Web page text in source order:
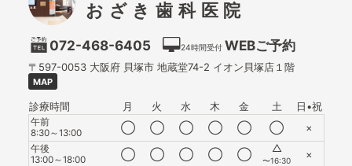
おざき歯科医院
072-468-6405 24時間受付 WEBご予約
〒597-0053 大阪府 貝塚市 地蔵堂74-2 イオン貝塚店１階
MAP
診療時間 月 火 水 木 金 土 日•祝
午前
8:30～13:00
◯ ◯ ◯ ◯ ◯ ◯ ×
午後
13:00～18:00
◯ ◯ ◯ ◯ ◯ △
〜16:30
×